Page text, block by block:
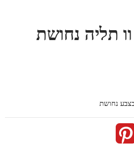
תליה נחושת
נחושת